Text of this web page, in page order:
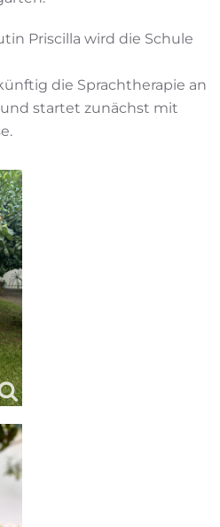
Priscilla wird die Schule
die Sprachtherapie an
startet zunächst mit